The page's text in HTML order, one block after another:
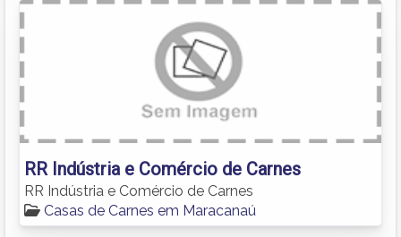
RR Indústria e Comércio de Carnes
RR Indústria e Comércio de Carnes
Casas de Carnes em Maracanaú